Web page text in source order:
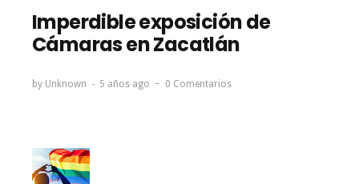
Imperdible exposición de
Cámaras en Zacatlán
by Unknown 5 años ago 0 Comentarios